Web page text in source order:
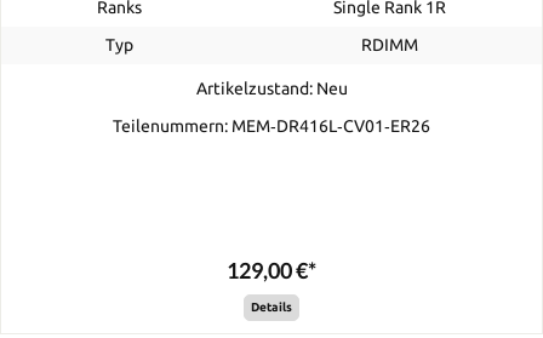
Ranks
Single Rank 1R
Typ
RDIMM
Artikelzustand: Neu
Teilenummern: MEM‐DR416L‐CV01‐ER26
129,00 €*
Details